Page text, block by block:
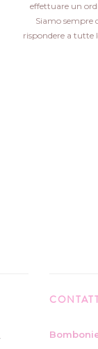
effettuare un
Siamo sempre
rispondere a tutte